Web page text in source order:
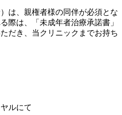
は、親権者様の同伴が必須とな
際は、「未成年者治療承諾書」
だき、当クリニックまでお持ち
ルにて